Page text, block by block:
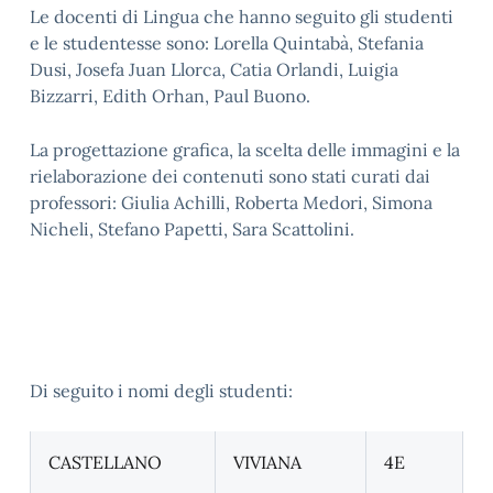
Le docenti di Lingua che hanno seguito gli studenti
e le studentesse sono: Lorella Quintabà, Stefania
Dusi, Josefa Juan Llorca, Catia Orlandi, Luigia
Bizzarri, Edith Orhan, Paul Buono.
La progettazione grafica, la scelta delle immagini e la
rielaborazione dei contenuti sono stati curati dai
professori: Giulia Achilli, Roberta Medori, Simona
Nicheli, Stefano Papetti, Sara Scattolini.
Di seguito i nomi degli studenti:
CASTELLANO VIVIANA 4E